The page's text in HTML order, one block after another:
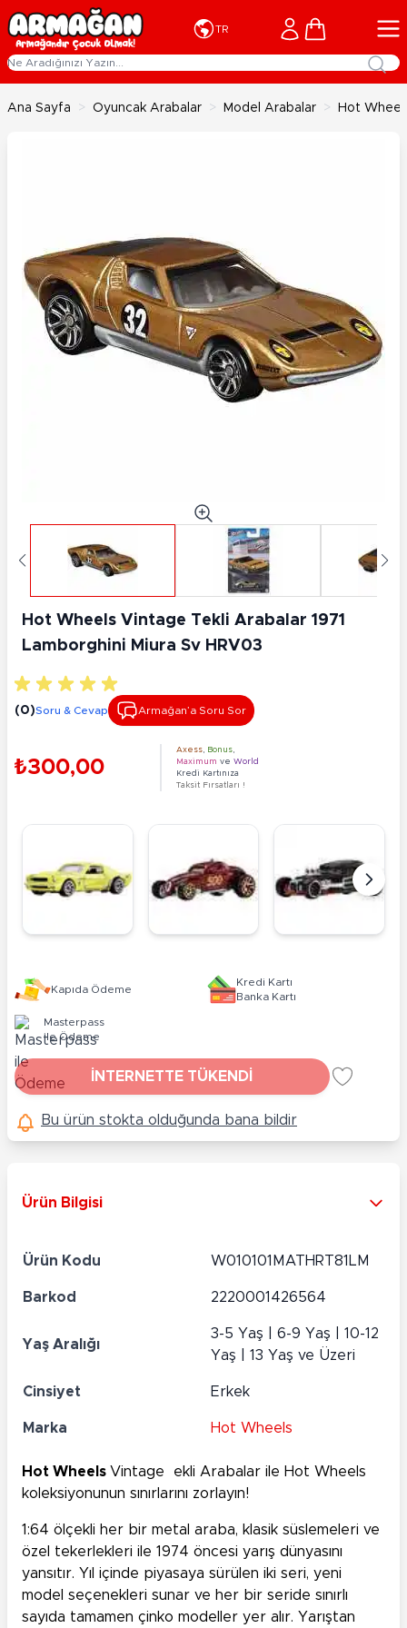
İçeriğe geç
TR Cart
Ana Sayfa > Oyuncak Arabalar > Model Arabalar > Hot
Hot Wheels Vintage Tekli Arabalar 1971
Lamborghini Miura Sv HRV03
(0)Soru & Cevap Armağan’a Soru Sor
₺300,00
Axess Bonus
Maximum ve World
Kredi Kartınıza
Taksit Fırsatları !
Kapıda Ödeme
Kredi Kartı
Banka Kartı
Masterpass
ile Ödeme
İNTERNETTE TÜKENDİ
Bu ürün stokta olduğunda bana bildir
Ürün Bilgisi
Ürün Kodu W010101MATHRT81LM
Barkod 2220001426564
Yaş Aralığı
3-5 Yaş | 6-9 Yaş | 10-12
Yaş | 13 Yaş ve Üzeri
Cinsiyet Erkek
Marka Hot Wheels
Hot Wheels Vintage
ekli Arabalar ile Hot Wheels
koleksiyonunun sınırlarını zorlayın!
1:64 ölçekli her bir metal araba, klasik süslemeleri ve
özel tekerlekleri ile 1974 öncesi yarış dünyasını
yansıtır. Yıl içinde piyasaya sürülen iki seri, yeni
model seçenekleri sunar ve her bir seride sınırlı
sayıda tamamen çinko modeller yer alır. Yarıştan